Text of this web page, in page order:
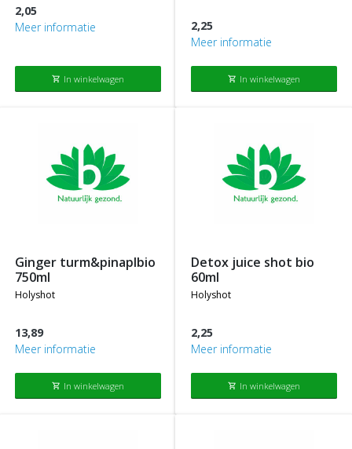
2,05
Meer informatie
shopping_cart In winkelwagen
2,25
Meer informatie
shopping_cart In winkelwagen
ginger turm&pinaplbio
750ml
holyshot
13,89
Meer informatie
shopping_cart In winkelwagen
detox juice shot bio
60ml
holyshot
2,25
Meer informatie
shopping_cart In winkelwagen